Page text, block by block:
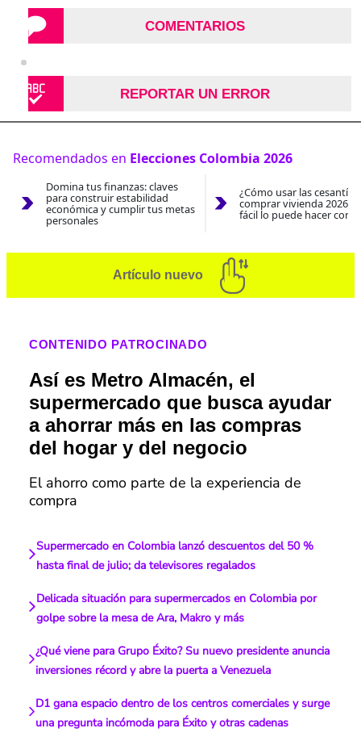
COMENTARIOS
REPORTAR UN ERROR
Recomendados en Elecciones Colombia 2026
Domina tus finanzas: claves
para construir estabilidad
económica y cumplir tus metas
personales
¿Cómo usar las
comprar vivienda 2026?
fácil lo puede hacer con
Artículo nuevo
CONTENIDO PATROCINADO
Así es Metro Almacén, el
supermercado que busca ayudar
a ahorrar más en las compras
del hogar y del negocio
El ahorro como parte de la experiencia de
compra
Supermercado en Colombia lanzó descuentos del 50 %
hasta final de julio; da televisores regalados
Delicada situación para supermercados en Colombia por
golpe sobre la mesa de Ara, Makro y más
¿Qué viene para Grupo Éxito? Su nuevo presidente anuncia
inversiones récord y abre la puerta a Venezuela
D1 gana espacio dentro de los centros comerciales y surge
una pregunta incómoda para Éxito y otras cadenas